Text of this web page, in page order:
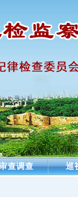
查调查 巡